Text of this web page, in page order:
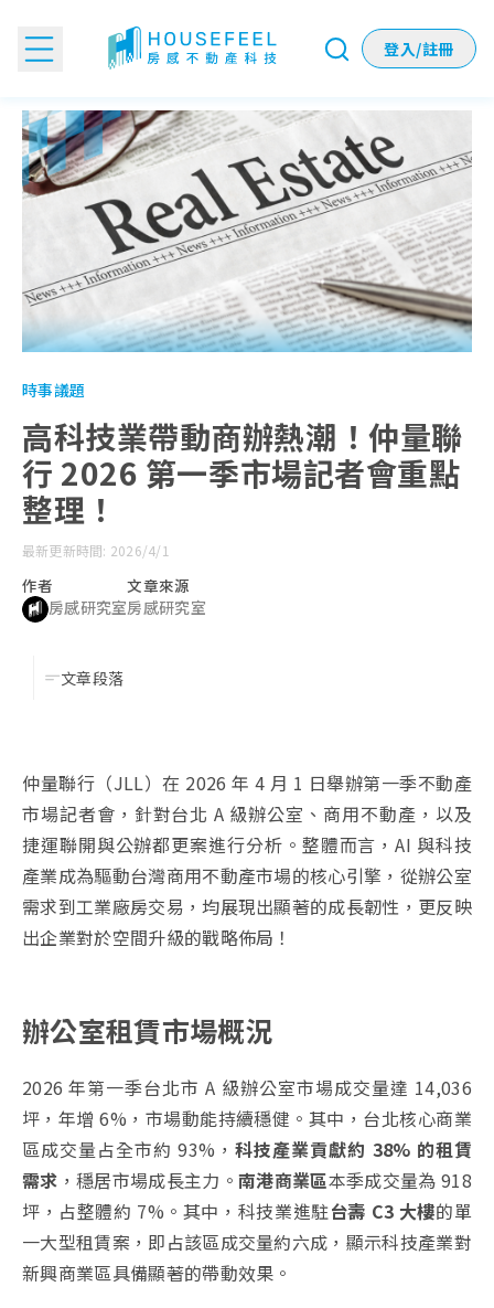
登入/註冊
高科技業帶動商辦熱潮！仲量聯行 2026 第一季市場記者會重
時事議題
高科技業帶動商辦熱潮！仲量聯
行 2026 第一季市場記者會重點
整理！
最新更新時間: 2026/4/1
作者
房感研究室
文章來源
房感研究室
文章段落
仲量聯行（JLL）在 2026 年 4 月 1 日舉辦第一季不動產
市場記者會，針對台北 A 級辦公室、商用不動產，以及
捷運聯開與公辦都更案進行分析。整體而言，AI 與科技
產業成為驅動台灣商用不動產市場的核心引擎，從辦公室
需求到工業廠房交易，均展現出顯著的成長韌性，更反映
出企業對於空間升級的戰略佈局！
辦公室租賃市場概況
2026 年第一季台北市 A 級辦公室市場成交量達 14,036
坪，年增 6%，市場動能持續穩健。其中，台北核心商業
區成交量占全市約 93%，科技產業貢獻約 38% 的租賃
需求 ，穩居市場成長主力。南港商業區本季成交量為 918
坪，占整體約 7%。其中，科技業進駐台壽 C3 大樓的單
一大型租賃案，即占該區成交量約六成，顯示科技產業對
新興商業區具備顯著的帶動效果。